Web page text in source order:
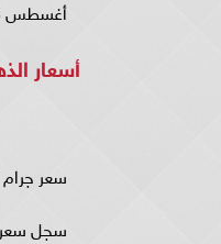
أغسطس 2023، وسجل سعر جرام الذهب عيار 21 وهو من الأعيرة الأكثر انتشارا مستوى قرب 2300 جنيه.
أسعار
سعر جرام الذهب
سجل سعر جرام